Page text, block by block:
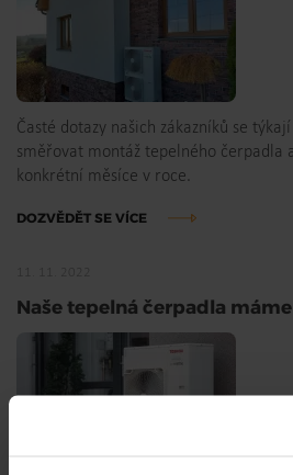
Časté dotazy našich zákazníků se
směřovat montáž tepelného čerpadla
konkrétní měsíce v roce.
DOZVĚDĚT SE VÍCE
Naše tepelná čerpadla